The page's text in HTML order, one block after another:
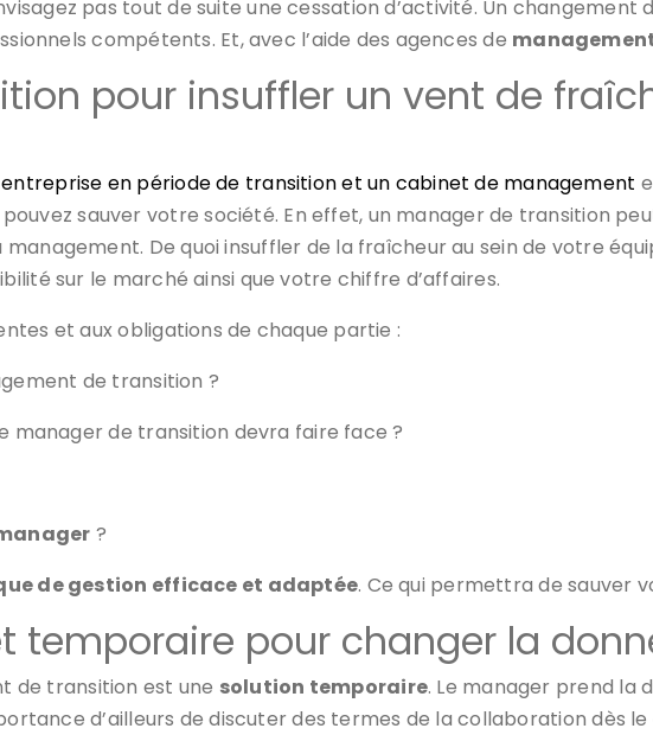
pas tout de suite une cessation d’activité. Un
compétents. Et, avec l’aide des agences de
pour insuffler un vent de
en période de transition et un cabinet de management
pouvez sauver votre société. En effet, un manager de transition
De quoi insuffler de la fraîcheur au sein de votre
sur le marché ainsi que votre chiffre d’affaires.
et aux obligations de chaque partie :
de transition ?
manager de transition devra faire face ?
?
de gestion efficace et adaptée. Ce qui permettra de sauver
temporaire pour changer la
de transition est une solution temporaire. Le manager prend la
d’ailleurs de discuter des termes de la collaboration dès